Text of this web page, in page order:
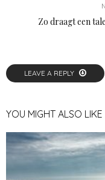
Zo draagt een
LEAVE A REPLY
YOU MIGHT ALSO LIKE